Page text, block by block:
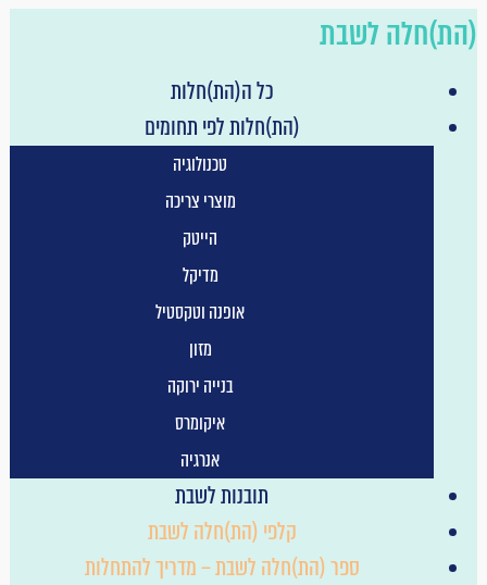
(הת)חלה לשבת
כל ה(הת)חלות
(הת)חלות לפי תחומים
טכנולוגיה
מוצרי צריכה
הייטק
מדיקל
אופנה וטקסטיל
מזון
בנייה ירוקה
איקומרס
אנרגיה
תובנות לשבת
קלפי (הת)חלה לשבת
ספר (הת)חלה לשבת – מדריך להתחלות